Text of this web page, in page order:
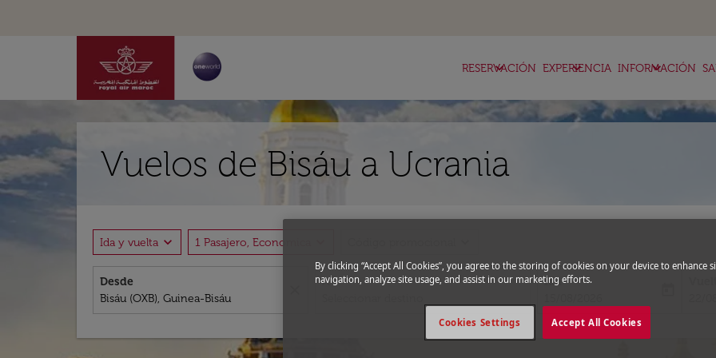
RESERVACIÓN
keyboard_arrow_down EXPERIENCIA
keyboard_arrow_down INFORMACIÓN
keyboard_arrow_down
Vuelos de Bisáu a Ucrania
Ida y vuelta expand_more 1 Pasajero, Economica
Desde A
Ida
fc-
By clicking “Accept All Cookies”, you agree to the storing of cookies on your device to enhance
navigation, analyze site usage, and assist in our marketing efforts.
Accept All Cookies
Cookies Settings